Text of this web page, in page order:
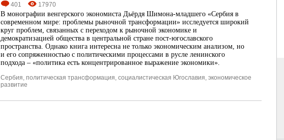
401 17970
В монографии венгерского экономиста Дьёрдя Шимона-младшего «Сербия в
современном мире: проблемы рыночной трансформации» исследуется широкий
круг проблем, связанных с переходом к рыночной экономике и
демократизацией общества в центральной стране пост-югославского
пространства. Однако книга интересна не только экономическим анализом, но
и его сопряженностью с политическими процессами в русле ленинского
подхода – «политика есть концентрированное выражение экономики».
Сербия, политическая трансформация, социалистическая Югославия, экономическое
развитие